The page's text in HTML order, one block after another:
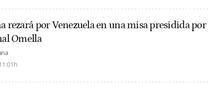
rezará por Venezuela en una misa presidida por
Omella